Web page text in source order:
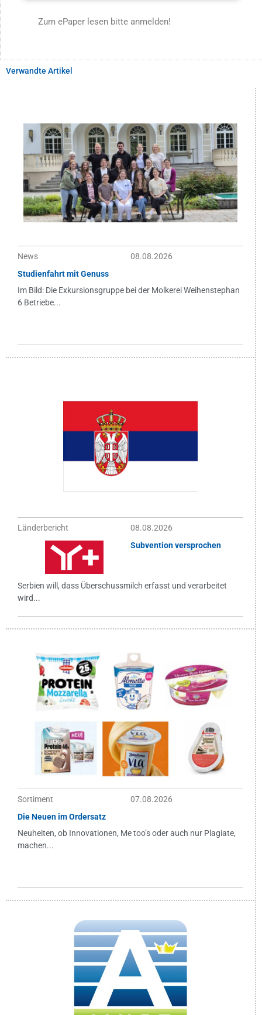
Zum ePaper lesen bitte anmelden!
Verwandte Artikel
News
08.08.2026
Studienfahrt mit Genuss
Im Bild: Die Exkursionsgruppe bei der Molkerei Weihenstephan
6 Betriebe...
Länderbericht
08.08.2026
Subvention versprochen
Serbien will, dass Überschussmilch erfasst und verarbeitet
wird...
Sortiment
07.08.2026
Die Neuen im Ordersatz
Neuheiten, ob Innovationen, Me too’s oder auch nur Plagiate,
machen...